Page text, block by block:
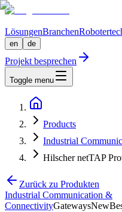
LösungenBranchen
en de
Projekt besprechen
Toggle menu
Products
Industrial
Hilscher netTAP
Zurück zu Produkten
Industrial Communication &
ConnectivityGatewaysNew